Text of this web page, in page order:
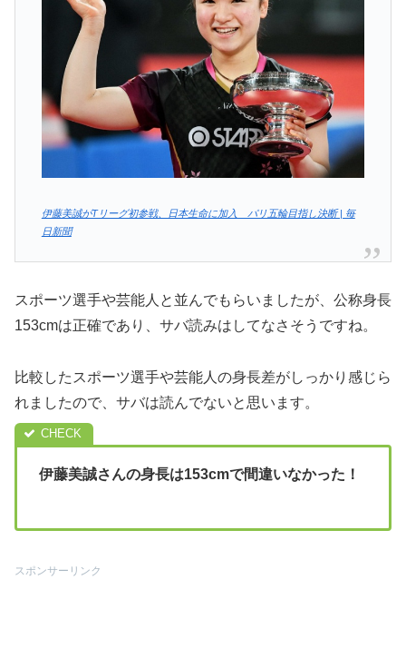
伊藤美誠がTリーグ初参戦、日本生命に加入 パリ五輪目指し決断 | 毎
日新聞
スポーツ選手や芸能人と並んでもらいましたが、公称身長
153cmは正確であり、サバ読みはしてなさそうですね。
比較したスポーツ選手や芸能人の身長差がしっかり感じら
れましたので、サバは読んでないと思います。
伊藤美誠さんの身長は153cmで間違いなかった！
スポンサーリンク